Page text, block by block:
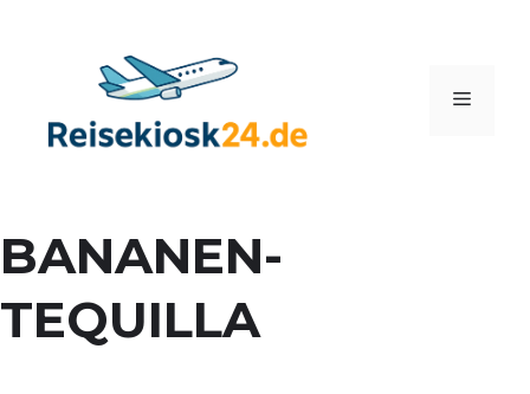
Menü
BANANEN-
TEQUILLA